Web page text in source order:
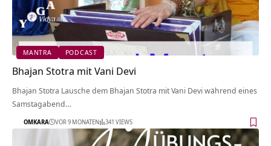
MANTRA PODCAST
Bhajan Stotra mit Vani Devi
Bhajan Stotra Lausche dem Bhajan Stotra mit Vani Devi während eines
Samstagabend…
OMKARA VOR 9 MONATEN 341 VIEWS